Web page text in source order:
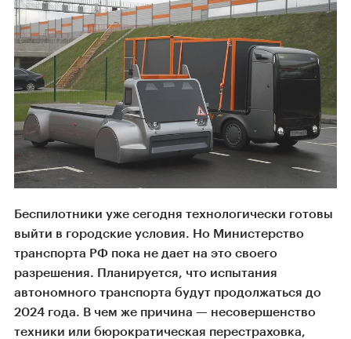
Беспилотники уже сегодня технологически готовы
выйти в городские условия. Но Министерство
транспорта РФ пока не дает на это своего
разрешения. Планируется, что испытания
автономного транспорта будут продолжаться до
2024 года. В чем же причина — несовершенство
техники или бюрократическая перестраховка,